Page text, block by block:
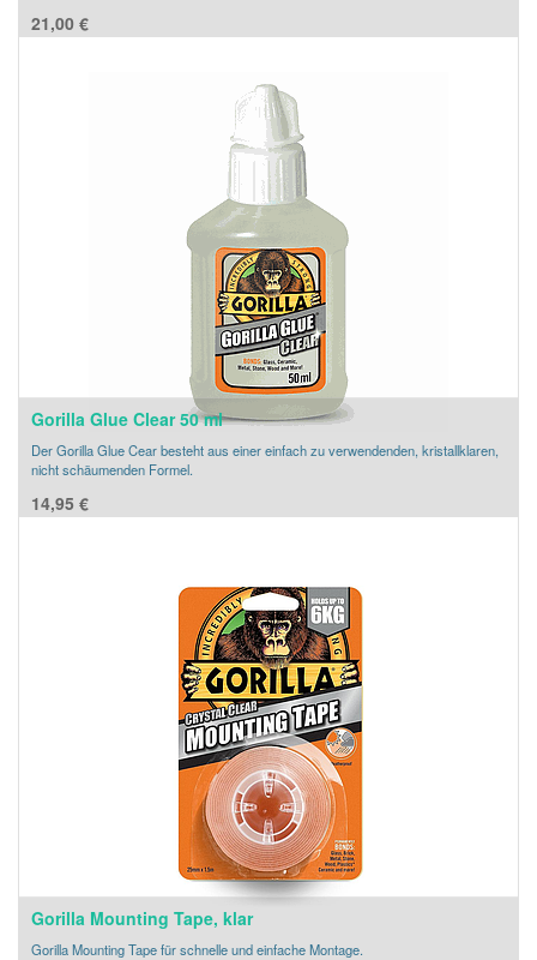
21,00 €
Gorilla Glue Clear 50 ml
Der Gorilla Glue Cear besteht aus einer einfach zu verwendenden, kristallklaren,
nicht schäumenden Formel.
14,95 €
Gorilla Mounting Tape, klar
Gorilla Mounting Tape für schnelle und einfache Montage.